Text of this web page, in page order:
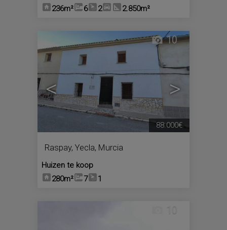
236m²
6 2 2.850m²
< >
10
Raspay, Yecla, Murcia
Huizen te koop
280m²
7 1
88.000€
10